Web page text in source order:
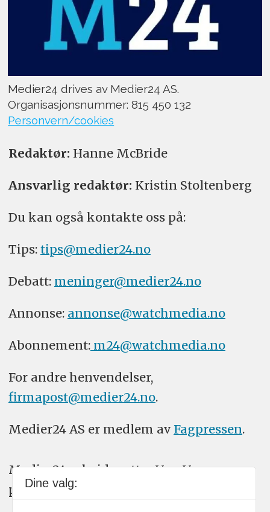
Medier24 drives av Medier24 AS.
Organisasjonsnummer: 815 450 132
Personvern/cookies
Redaktør: Hanne McBride
Ansvarlig redaktør: Kristin Stoltenberg
Du kan også kontakte oss på:
Tips: tips@medier24.no
Debatt: meninger@medier24.no
Annonse: annonse@watchmedia.no
Abonnement:m24@watchmedia.no
For andre henvendelser,
firmapost@medier24.no.
Medier24 AS er medlem av Fagpressen.
Medier24 arbeider etter Vær Varsom-
plakatens regler for god presseskikk.
Dine valg: